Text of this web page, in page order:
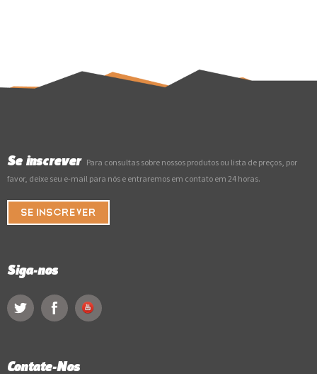
Se inscrever Para consultas sobre nossos produtos ou lista de preços, por
favor, deixe seu e-mail para nós e entraremos em contato em 24 horas.
SE INSCREVER
Siga-nos
Contate-Nos